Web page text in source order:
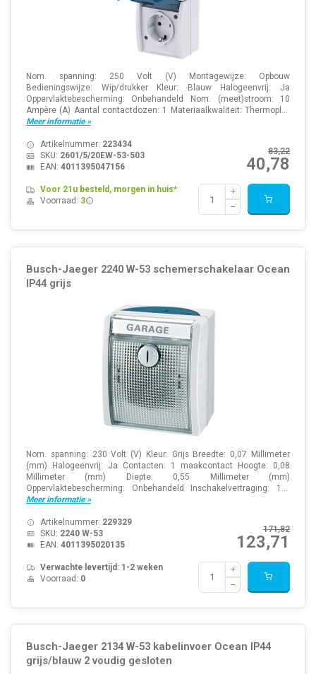
Nom. spanning: 250 Volt (V) Montagewijze: Opbouw
Bedieningswijze: Wip/drukker Kleur: Blauw Halogeenvrij: Ja
Oppervlaktebescherming: Onbehandeld Nom. (meet)stroom: 10
Ampère (A) Aantal contactdozen: 1 Materiaalkwaliteit: Thermopl...
Meer informatie »
83,22
40,78
Artikelnummer: 223434
SKU: 2601/5/20EW-53-503
EAN: 4011395047156
Voor 21u besteld, morgen in huis*
Voorraad: 3
Busch-Jaeger 2240 W-53 schemerschakelaar Ocean
IP44 grijs
Nom. spanning: 230 Volt (V) Kleur: Grijs Breedte: 0,07 Millimeter
(mm) Halogeenvrij: Ja Contacten: 1 maakcontact Hoogte: 0,08
Millimeter (mm) Diepte: 0,55 Millimeter (mm)
Oppervlaktebescherming: Onbehandeld Inschakelvertraging: 1...
Meer informatie »
171,82
123,71
Artikelnummer: 229329
SKU: 2240 W-53
EAN: 4011395020135
Verwachte levertijd: 1-2 weken
Voorraad: 0
Busch-Jaeger 2134 W-53 kabelinvoer Ocean IP44
grijs/blauw 2 voudig gesloten